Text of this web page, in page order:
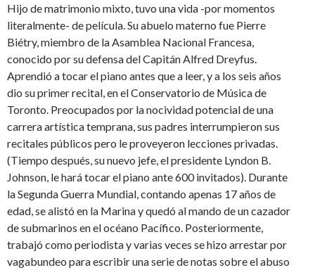
Hijo de matrimonio mixto, tuvo una vida -por momentos
literalmente- de película. Su abuelo materno fue Pierre
Biétry, miembro de la Asamblea Nacional Francesa,
conocido por su defensa del Capitán Alfred Dreyfus.
Aprendió a tocar el piano antes que a leer, y a los seis años
dio su primer recital, en el Conservatorio de Música de
Toronto. Preocupados por la nocividad potencial de una
carrera artística temprana, sus padres interrumpieron sus
recitales públicos pero le proveyeron lecciones privadas.
(Tiempo después, su nuevo jefe, el presidente Lyndon B.
Johnson, le hará tocar el piano ante 600 invitados). Durante
la Segunda Guerra Mundial, contando apenas 17 años de
edad, se alistó en la Marina y quedó al mando de un cazador
de submarinos en el océano Pacífico. Posteriormente,
trabajó como periodista y varias veces se hizo arrestar por
vagabundeo para escribir una serie de notas sobre el abuso